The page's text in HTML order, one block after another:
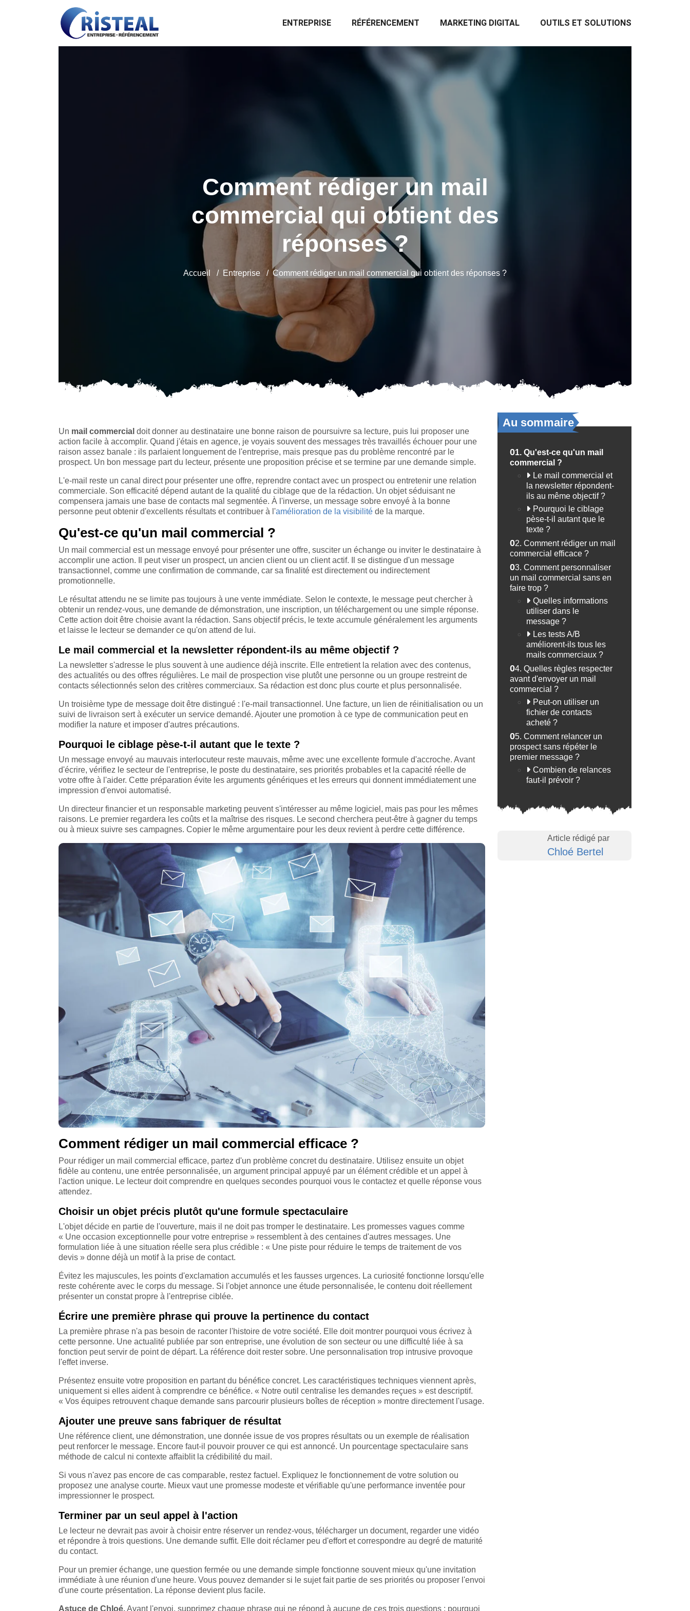
ENTREPRISE RÉFÉRENCEMENT MARKETING DIGITAL OUTILS ET SOLUTIONS
Comment rédiger un mail
commercial qui obtient des
réponses ?
Accueil Entreprise Comment rédiger un mail commercial qui obtient des réponses ?
Un mail commercial doit donner au destinataire une bonne raison de poursuivre sa lecture, puis lui proposer une
action facile à accomplir. Quand j'étais en agence, je voyais souvent des messages très travaillés échouer pour une
raison assez banale : ils parlaient longuement de l'entreprise, mais presque pas du problème rencontré par le
prospect. Un bon message part du lecteur, présente une proposition précise et se termine par une demande simple.
L'e-mail reste un canal direct pour présenter une offre, reprendre contact avec un prospect ou entretenir une relation
commerciale. Son efficacité dépend autant de la qualité du ciblage que de la rédaction. Un objet séduisant ne
compensera jamais une base de contacts mal segmentée. À l'inverse, un message sobre envoyé à la bonne
personne peut obtenir d'excellents résultats et contribuer à l'amélioration de la visibilité de la marque.
Qu'est-ce qu'un mail commercial ?
Un mail commercial est un message envoyé pour présenter une offre, susciter un échange ou inviter le destinataire à
accomplir une action. Il peut viser un prospect, un ancien client ou un client actif. Il se distingue d'un message
transactionnel, comme une confirmation de commande, car sa finalité est directement ou indirectement
promotionnelle.
Le résultat attendu ne se limite pas toujours à une vente immédiate. Selon le contexte, le message peut chercher à
obtenir un rendez-vous, une demande de démonstration, une inscription, un téléchargement ou une simple réponse.
Cette action doit être choisie avant la rédaction. Sans objectif précis, le texte accumule généralement les arguments
et laisse le lecteur se demander ce qu'on attend de lui.
Le mail commercial et la newsletter répondent-ils au même objectif ?
La newsletter s'adresse le plus souvent à une audience déjà inscrite. Elle entretient la relation avec des contenus,
des actualités ou des offres régulières. Le mail de prospection vise plutôt une personne ou un groupe restreint de
contacts sélectionnés selon des critères commerciaux. Sa rédaction est donc plus courte et plus personnalisée.
Un troisième type de message doit être distingué : l'e-mail transactionnel. Une facture, un lien de réinitialisation ou un
suivi de livraison sert à exécuter un service demandé. Ajouter une promotion à ce type de communication peut en
modifier la nature et imposer d'autres précautions.
Pourquoi le ciblage pèse-t-il autant que le texte ?
Un message envoyé au mauvais interlocuteur reste mauvais, même avec une excellente formule d'accroche. Avant
d'écrire, vérifiez le secteur de l'entreprise, le poste du destinataire, ses priorités probables et la capacité réelle de
votre offre à l'aider. Cette préparation évite les arguments génériques et les erreurs qui donnent immédiatement une
impression d'envoi automatisé.
Un directeur financier et un responsable marketing peuvent s'intéresser au même logiciel, mais pas pour les mêmes
raisons. Le premier regardera les coûts et la maîtrise des risques. Le second cherchera peut-être à gagner du temps
ou à mieux suivre ses campagnes. Copier le même argumentaire pour les deux revient à perdre cette différence.
Comment rédiger un mail commercial efficace ?
Pour rédiger un mail commercial efficace, partez d'un problème concret du destinataire. Utilisez ensuite un objet
fidèle au contenu, une entrée personnalisée, un argument principal appuyé par un élément crédible et un appel à
l'action unique. Le lecteur doit comprendre en quelques secondes pourquoi vous le contactez et quelle réponse vous
attendez.
Choisir un objet précis plutôt qu'une formule spectaculaire
L'objet décide en partie de l'ouverture, mais il ne doit pas tromper le destinataire. Les promesses vagues comme
« Une occasion exceptionnelle pour votre entreprise » ressemblent à des centaines d'autres messages. Une
formulation liée à une situation réelle sera plus crédible : « Une piste pour réduire le temps de traitement de vos
devis » donne déjà un motif à la prise de contact.
Évitez les majuscules, les points d'exclamation accumulés et les fausses urgences. La curiosité fonctionne lorsqu'elle
reste cohérente avec le corps du message. Si l'objet annonce une étude personnalisée, le contenu doit réellement
présenter un constat propre à l'entreprise ciblée.
Écrire une première phrase qui prouve la pertinence du contact
La première phrase n'a pas besoin de raconter l'histoire de votre société. Elle doit montrer pourquoi vous écrivez à
cette personne. Une actualité publiée par son entreprise, une évolution de son secteur ou une difficulté liée à sa
fonction peut servir de point de départ. La référence doit rester sobre. Une personnalisation trop intrusive provoque
l'effet inverse.
Présentez ensuite votre proposition en partant du bénéfice concret. Les caractéristiques techniques viennent après,
uniquement si elles aident à comprendre ce bénéfice. « Notre outil centralise les demandes reçues » est descriptif.
« Vos équipes retrouvent chaque demande sans parcourir plusieurs boîtes de réception » montre directement l'usage.
Ajouter une preuve sans fabriquer de résultat
Une référence client, une démonstration, une donnée issue de vos propres résultats ou un exemple de réalisation
peut renforcer le message. Encore faut-il pouvoir prouver ce qui est annoncé. Un pourcentage spectaculaire sans
méthode de calcul ni contexte affaiblit la crédibilité du mail.
Si vous n'avez pas encore de cas comparable, restez factuel. Expliquez le fonctionnement de votre solution ou
proposez une analyse courte. Mieux vaut une promesse modeste et vérifiable qu'une performance inventée pour
impressionner le prospect.
Terminer par un seul appel à l'action
Le lecteur ne devrait pas avoir à choisir entre réserver un rendez-vous, télécharger un document, regarder une vidéo
et répondre à trois questions. Une demande suffit. Elle doit réclamer peu d'effort et correspondre au degré de maturité
du contact.
Pour un premier échange, une question fermée ou une demande simple fonctionne souvent mieux qu'une invitation
immédiate à une réunion d'une heure. Vous pouvez demander si le sujet fait partie de ses priorités ou proposer l'envoi
d'une courte présentation. La réponse devient plus facile.
Astuce de Chloé.Avant l'envoi, supprimez chaque phrase qui ne répond à aucune de ces trois questions : pourquoi
Au sommaire
01. Qu'est-ce qu'un mail
commercial ?
Le mail commercial et
la newsletter répondent-
ils au même objectif ?
Pourquoi le ciblage
pèse-t-il autant que le
texte ?
02. Comment rédiger un mail
commercial efficace ?
03. Comment personnaliser
un mail commercial sans en
faire trop ?
Quelles informations
utiliser dans le
message ?
Les tests A/B
améliorent-ils tous les
mails commerciaux ?
04. Quelles règles respecter
avant d'envoyer un mail
commercial ?
Peut-on utiliser un
fichier de contacts
acheté ?
05. Comment relancer un
prospect sans répéter le
premier message ?
Combien de relances
faut-il prévoir ?
Article rédigé par
Chloé Bertel